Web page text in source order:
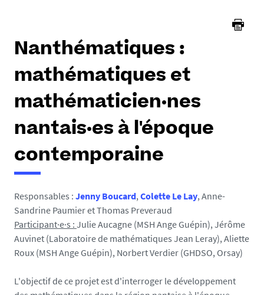
Nanthématiques :
mathématiques et
mathématicien·nes
nantais·es à l'époque
contemporaine
Responsables : Jenny Boucard,Colette Le Lay, Anne-
Sandrine Paumier et Thomas Preveraud
Participant·e·s : Julie Aucagne (MSH Ange Guépin), Jérôme
Auvinet (Laboratoire de mathématiques Jean Leray), Aliette
Roux (MSH Ange Guépin), Norbert Verdier (GHDSO, Orsay)
L'objectif de ce projet est d'interroger le développement